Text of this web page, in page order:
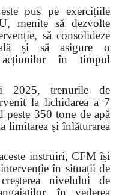
pus pe exercițiile
menite să dezvolte
să consolideze
și să asigure o
în timpul
2025, trenurile de
la lichidarea a 7
350 tone de apă
limitarea și înlăturarea
instruiri, CFM își
în situații de
nivelului de
în vederea